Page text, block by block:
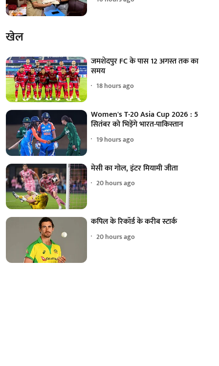
खेल
जमशेदपुर FC के पास 12 अगस्त तक का
समय
18 hours ago
Women's T-20 Asia Cup 2026 : 5
सितंबर को भिड़ेंगे भारत-पाकिस्तान
19 hours ago
मेसी का गोल, इंटर मियामी जीता
20 hours ago
कपिल के रिकॉर्ड के करीब स्टार्क
20 hours ago